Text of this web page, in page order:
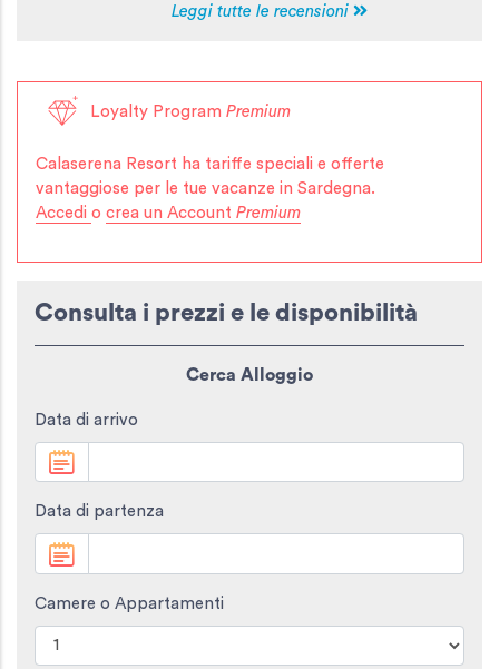
Leggi tutte le recensioni
Loyalty ProgramPremium
Calaserena Resort ha tariffe speciali e offerte
vantaggiose per le tue vacanze in Sardegna.
Accedi o crea un Account Premium
Consulta i prezzi e le disponibilità
Cerca Alloggio
Data di arrivo
Data di partenza
Camere o Appartamenti